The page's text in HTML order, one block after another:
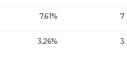
7,61% 7
3,26% 3